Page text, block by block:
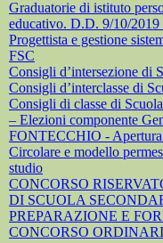
Graduatorie di istituto
educativo. D.D. 9/10/2019
Progettista e gestione
FSC
Consigli d’intersezione di
Consigli d’interclasse di
Consigli di classe di
– Elezioni componente
FONTECCHIO -
Circolare e modello
studio
CONCORSO
DI SCUOLA
PREPARAZIONE E
CONCORSO